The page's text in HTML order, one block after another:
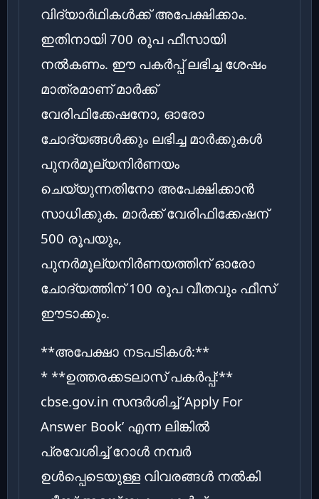
വിദ്യാർഥികൾക്ക് അപേക്ഷിക്കാം.
ഇതിനായി 700 രൂപ ഫീസായി
നൽകണം. ഈ പകർപ്പ് ലഭിച്ച ശേഷം
മാത്രമാണ് മാർക്ക്
വേരിഫിക്കേഷനോ, ഓരോ
ചോദ്യങ്ങൾക്കും ലഭിച്ച മാർക്കുകൾ
പുനർമൂല്യനിർണയം
ചെയ്യുന്നതിനോ അപേക്ഷിക്കാൻ
സാധിക്കുക. മാർക്ക് വേരിഫിക്കേഷന്
500 രൂപയും,
പുനർമൂല്യനിർണയത്തിന് ഓരോ
ചോദ്യത്തിന് 100 രൂപ വീതവും ഫീസ്
ഈടാക്കും.
**അപേക്ഷാ നടപടികൾ:**
* **ഉത്തരക്കടലാസ് പകർപ്പ്:**
cbse.gov.in സന്ദർശിച്ച് ‘Apply For
Answer Book’ എന്ന ലിങ്കിൽ
പ്രവേശിച്ച് റോൾ നമ്പർ
ഉൾപ്പെടെയുള്ള വിവരങ്ങൾ നൽകി